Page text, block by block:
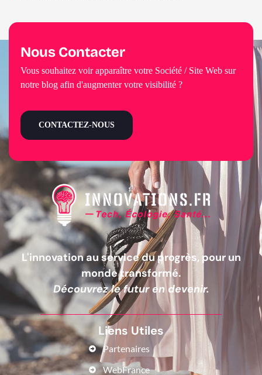
L'innovation au service du progrès, pour un
monde transformé.
Découvrez le futur en devenir.
Liens Utiles
Partenaires
WebFrance
Nous Contacter
Vous souhaitez voir apparaître votre Société / Site Web sur
notre blog afin d'augmenter votre visibilité ?
CONTACTEZ-NOUS